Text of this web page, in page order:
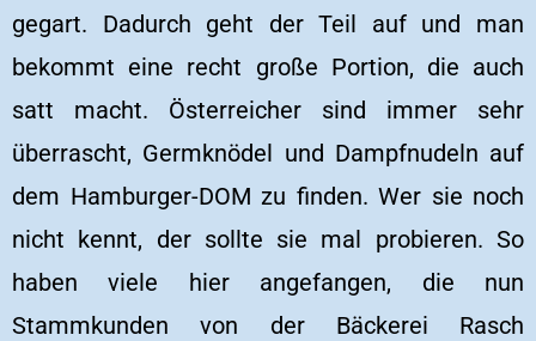
gegart. Dadurch geht der Teil auf und man
bekommt eine recht große Portion, die auch
satt macht. Österreicher sind immer sehr
überrascht, Germknödel und Dampfnudeln auf
dem Hamburger-DOM zu finden. Wer sie noch
nicht kennt, der sollte sie mal probieren. So
haben viele hier angefangen, die nun
Stammkunden von der Bäckerei Rasch